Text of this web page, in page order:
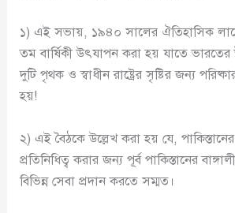
১) এই সভায়, ১৯৪০ সালের ঐতিহাসিক
তম বার্ষিকী উৎযাপন করা হয় যাতে ভারতের
দুটি পৃথক ও স্বাধীন রাষ্ট্রের সৃষ্টির জন্য
হয়!
২) এই বৈঠকে উল্লেখ করা হয় যে, পাকিস্তানের
প্রতিনিধিত্ব করার জন্য পূর্ব পাকিস্তানের
বিভিন্ন সেবা প্রদান করতে সম্মত।